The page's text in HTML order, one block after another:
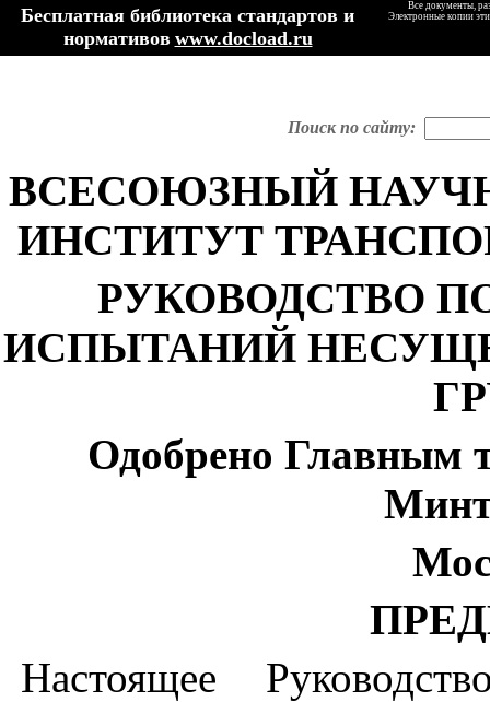
Бесплатная библиотека стандартов и
нормативов www.docload.ru
Все документы,
Электронные копии
Поиск по сайту:
ВСЕСОЮЗНЫЙ
ИНСТИТУТ
РУКОВОДСТВО
ИСПЫТАНИЙ
Одобрено Главным
Настоящее